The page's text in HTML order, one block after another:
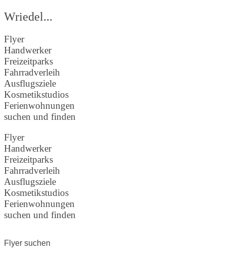
Wriedel...
Flyer
Handwerker
Freizeitparks
Fahrradverleih
Ausflugsziele
Kosmetikstudios
Ferienwohnungen
suchen und finden
Flyer
Handwerker
Freizeitparks
Fahrradverleih
Ausflugsziele
Kosmetikstudios
Ferienwohnungen
suchen und finden
Flyer suchen